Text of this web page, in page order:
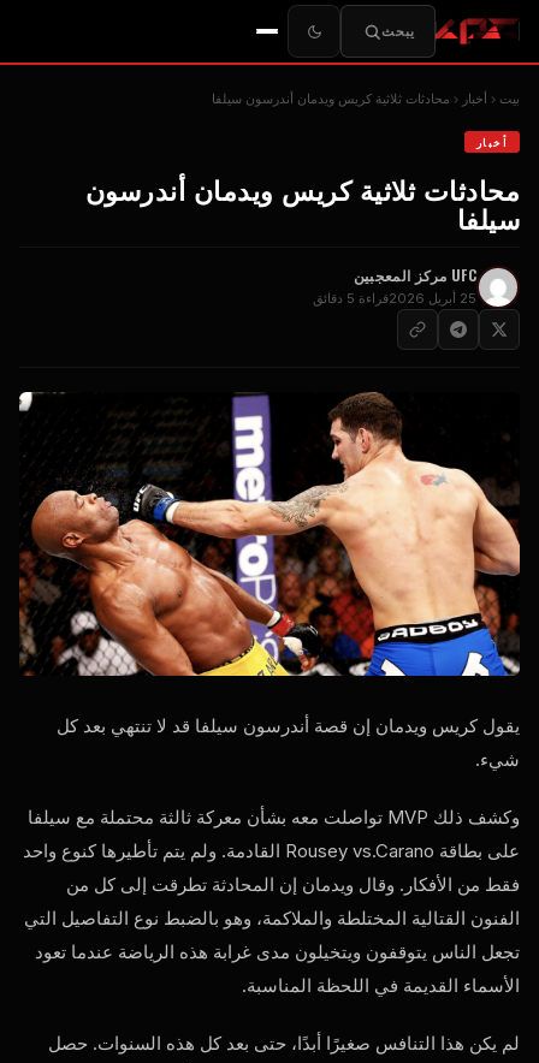
يبحث
بيت أخبار محادثات ثلاثية كريس ويدمان أندرسون سيلفا
أخبار
محادثات ثلاثية كريس ويدمان أندرسون
سيلفا
UFC مركز المعجبين
25 أبريل 2026 قراءة 5 دقائق
يقول كريس ويدمان إن قصة أندرسون سيلفا قد لا تنتهي بعد كل
شيء.
وكشف ذلك MVP تواصلت معه بشأن معركة ثالثة محتملة مع سيلفا
على بطاقة Rousey vs.Carano القادمة. ولم يتم تأطيرها كنوع واحد
فقط من الأفكار. وقال ويدمان إن المحادثة تطرقت إلى كل من
الفنون القتالية المختلطة والملاكمة، وهو بالضبط نوع التفاصيل التي
تجعل الناس يتوقفون ويتخيلون مدى غرابة هذه الرياضة عندما تعود
الأسماء القديمة في اللحظة المناسبة.
لم يكن هذا التنافس صغيرًا أبدًا، حتى بعد كل هذه السنوات. حصل